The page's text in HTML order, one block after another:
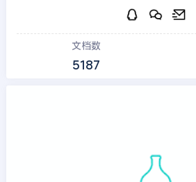
文档数
5187